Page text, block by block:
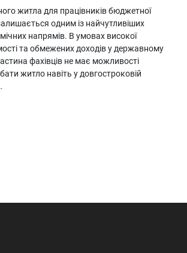
житла для працівників бюджетної
одним із найчутливіших
напрямів. В умовах високої
та обмежених доходів у державному
фахівців не має можливості
житло навіть у довгостроковій